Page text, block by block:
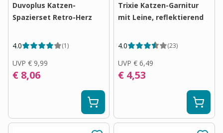
Duvoplus Katzen-
Spazierset Retro-Herz
4.0 (1)
UVP € 9,99
€ 8,06
Trixie Katzen-Garnitur
mit Leine, reflektierend
4.0 (23)
UVP € 6,49
€ 4,53